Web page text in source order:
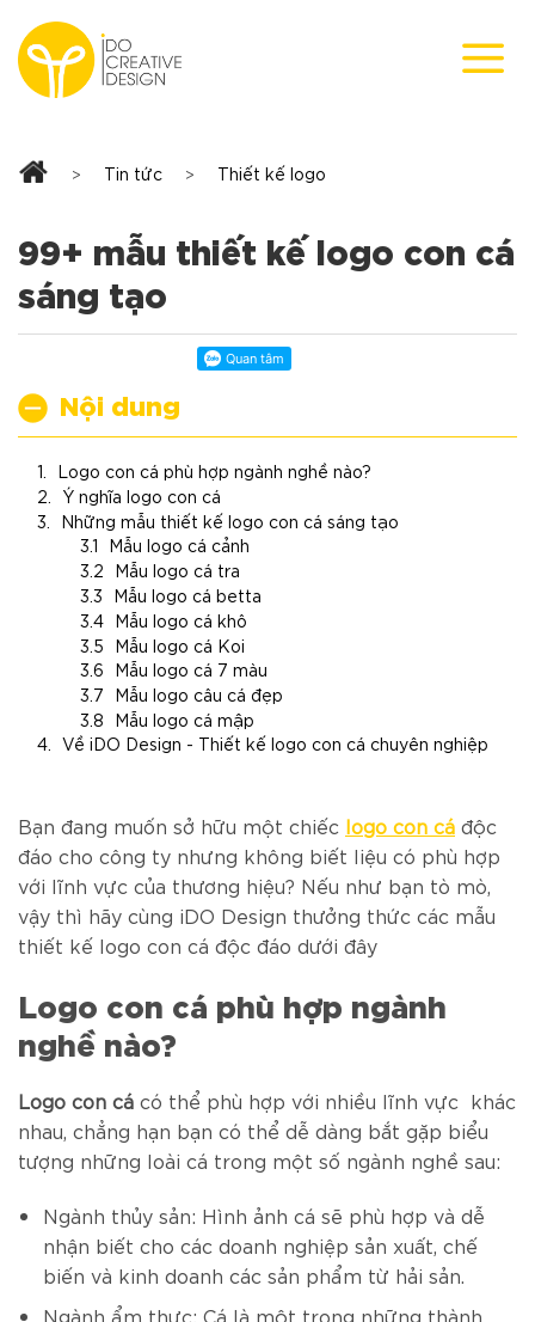
content
> Tin tức > Thiết kế logo
99+ mẫu thiết kế logo con cá
sáng tạo
Nội dung
Logo con cá phù hợp ngành nghề nào?
Ý nghĩa logo con cá
Những mẫu thiết kế logo con cá sáng tạo
Mẫu logo cá cảnh
Mẫu logo cá tra
Mẫu logo cá betta
Mẫu logo cá khô
Mẫu logo cá Koi
Mẫu logo cá 7 màu
Mẫu logo câu cá đẹp
Mẫu logo cá mập
Về iDO Design - Thiết kế logo con cá chuyên nghiệp
Bạn đang muốn sở hữu một chiếc logo con cá độc
đáo cho công ty nhưng không biết liệu có phù hợp
với lĩnh vực của thương hiệu? Nếu như bạn tò mò,
vậy thì hãy cùng iDO Design thưởng thức các mẫu
thiết kế logo con cá độc đáo dưới đây
Logo con cá phù hợp ngành
nghề nào?
Logo con cá có thể phù hợp với nhiều lĩnh vực khác
nhau, chẳng hạn bạn có thể dễ dàng bắt gặp biểu
tượng những loài cá trong một số ngành nghề sau:
Ngành thủy sản: Hình ảnh cá sẽ phù hợp và dễ
nhận biết cho các doanh nghiệp sản xuất, chế
biến và kinh doanh các sản phẩm từ hải sản.
Ngành ẩm thực: Cá là một trong những thành